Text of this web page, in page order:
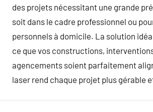
des projets nécessitant une grande
soit dans le cadre professionnel ou
personnels à domicile. La solution
ce que vos constructions,
agencements soient parfaitement
laser rend chaque projet plus gérable